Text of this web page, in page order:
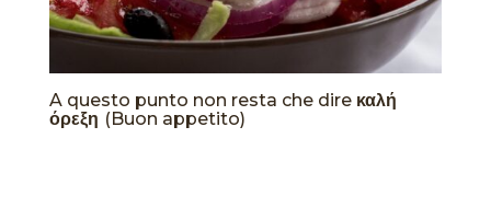
A questo punto non resta che dire καλή
όρεξη (Buon appetito)